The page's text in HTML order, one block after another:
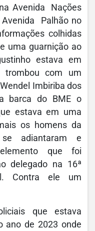
Avenida Nações
Avenida Palhão no
colhidas
uma guarnição ao
estava em
trombou com um
Imbiriba dos
barca do BME o
estava em uma
os homens da
adiantaram e
que foi
delegado na 16ª
Contra ele um
que estava
ano de 2023 onde